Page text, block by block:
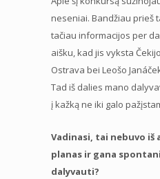
neseniai. Bandžiau prieš
tačiau informacijos per
aišku, kad jis vyksta
Ostrava bei Leošo
Tad iš dalies mano
į kažką ne iki galo
Vadinasi, tai nebuvo
planas ir gana
dalyvauti?